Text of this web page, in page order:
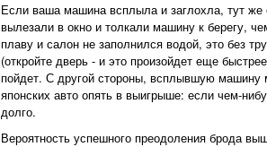
Если ваша машина всплыла и заглохла, тут же
вылезали в окно и толкали машину к берегу,
плаву и салон не заполнился водой, это без
(откройте дверь - и это произойдет еще
пойдет. С другой стороны, всплывшую машину
японских авто опять в выигрыше: если чем-
долго.
Вероятность успешного преодоления брода